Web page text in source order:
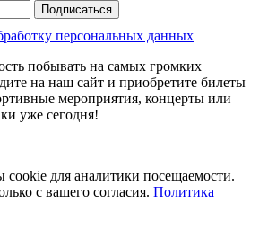
Подписаться
персональных данных
побывать на самых громких
на наш сайт и приобретите билеты
мероприятия, концерты или
уже сегодня!
для аналитики посещаемости.
с вашего согласия. Политика